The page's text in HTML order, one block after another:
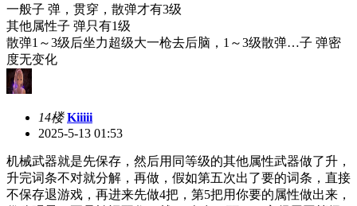
一般子 弹，贯穿，散弹才有3级
其他属性子 弹只有1级
散弹1～3级后坐力超级大一枪去后脑，1～3级散弹…子 弹密
度无变化
14楼 Kiiiii
2025-5-13 01:53
机械武器就是先保存，然后用同等级的其他属性武器做了升，
升完词条不对就分解，再做，假如第五次出了要的词条，直接
不保存退游戏，再进来先做4把，第5把用你要的属性做出来，